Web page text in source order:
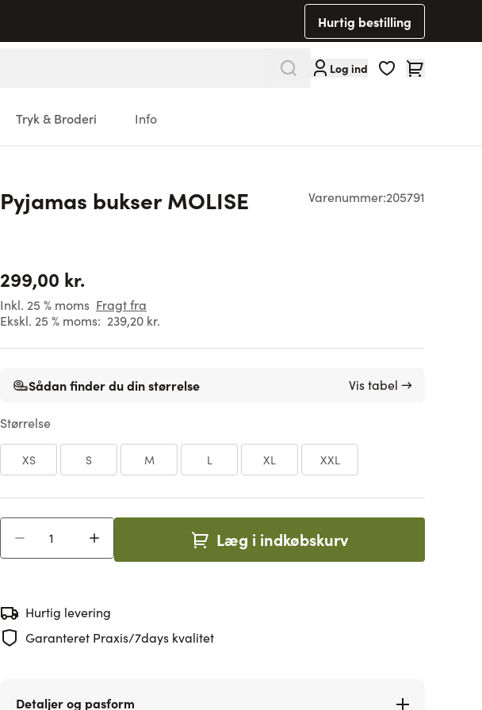
Hurtig bestilling
Log ind Cart
Tryk & Broderi Info
Varenummer:205791
Pyjamas bukser MOLISE
299,00 kr.
Inkl. 25 % moms Fragt fra
Ekskl. 25 % moms: 239,20 kr.
Sådan finder du din størrelse Vis tabel →
Størrelse
XS S M L XL XXL
Læg i indkøbskurv
Hurtig levering
Garanteret Praxis/7days kvalitet
Detaljer og pasform